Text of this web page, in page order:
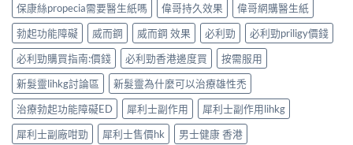
保康絲propecia需要醫生紙嗎
偉哥持久效果
偉哥網購醫生紙
勃起功能障礙
威而鋼 威而鋼 效果 必利勁
必利勁priligy價錢
必利勁購買指南:價錢
必利勁香港邊度買
按需服用
新髮靈lihkg討論區
新髮靈為什麼可以治療雄性禿
治療勃起功能障礙ED
犀利士副作用
犀利士副作用lihkg
犀利士副廠咁勁
犀利士售價hk 男士健康 香港